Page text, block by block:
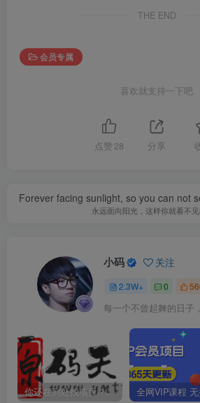
THE END
会员专属
喜欢就支持一下吧
点赞 28 分享
Forever facing sunlight, so you can not
永远面向阳光，这样你就看不
小码 关注
2.3W+ 0
每一个不曾起舞的日子
你还在到处找项目？还在当韭菜？我靠卖项目一个月收入5万+，曾经我也是个失败者。